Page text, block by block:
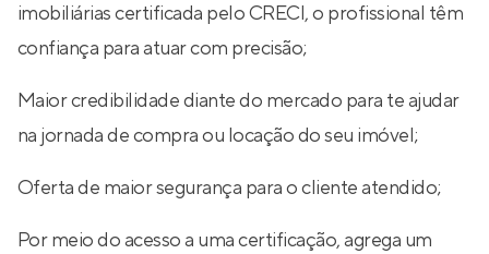
imobiliárias certificada pelo CRECI, o profissional têm
confiança para atuar com precisão;
Maior credibilidade diante do mercado para te ajudar
na jornada de compra ou locação do seu imóvel;
Oferta de maior segurança para o cliente atendido;
Por meio do acesso a uma certificação, agrega um